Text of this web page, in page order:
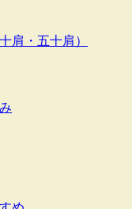
肩・五十肩）